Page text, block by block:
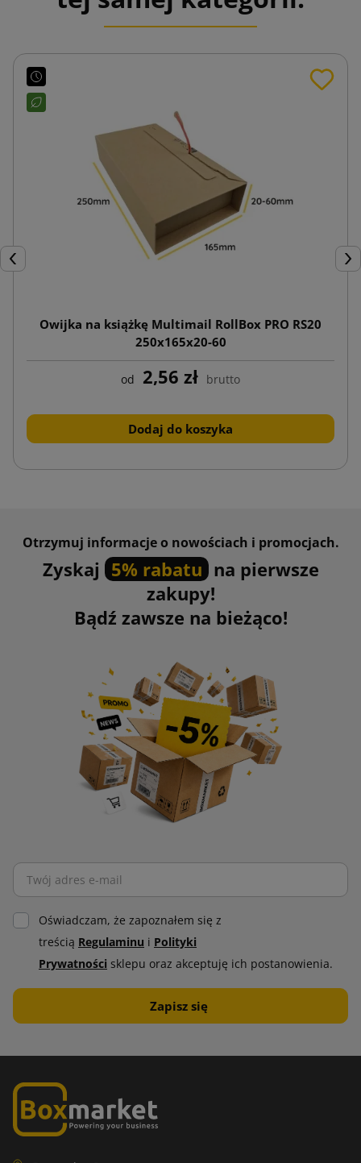
Poprzedni
Owijka na książkę Multimail RollBox PRO RS20
250x165x20-60
od 2,56 zł brutto
Dodaj do koszyka
Otrzymuj informacje o nowościach i promocjach.
Zyskaj 5% rabatu na pierwsze
zakupy!
Bądź zawsze na bieżąco!
Oświadczam, że zapoznałem się z
treścią Regulaminu i Polityki
Prywatności sklepu oraz akceptuję ich postanowienia.